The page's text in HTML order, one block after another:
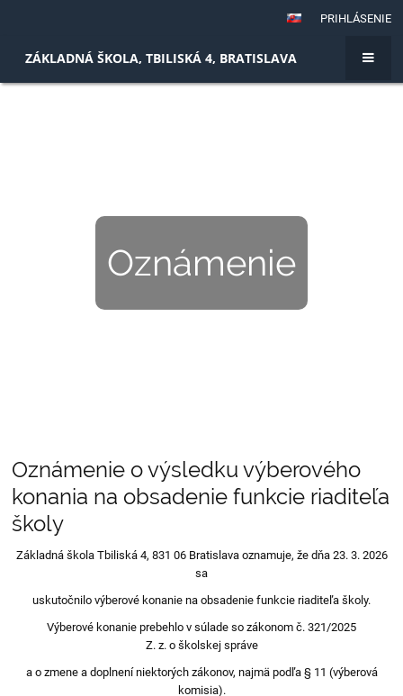
PRIHLÁSENIE
ZÁKLADNÁ ŠKOLA, TBILISKÁ 4, BRATISLAVA
Oznámenie
Oznámenie
Oznámenie o výsledku výberového
konania na obsadenie funkcie riaditeľa
školy
Základná škola Tbiliská 4, 831 06 Bratislava oznamuje, že dňa 23. 3. 2026
sa
uskutočnilo výberové konanie na obsadenie funkcie riaditeľa školy.
Výberové konanie prebehlo v súlade so zákonom č. 321/2025
Z. z. o školskej správe
a o zmene a doplnení niektorých zákonov, najmä podľa § 11 (výberová
komisia).